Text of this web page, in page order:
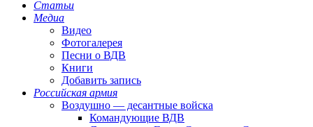
Статьи
Медиа
Видео
Фотогалерея
Песни о ВДВ
Книги
Добавить запись
Российская армия
Воздушно — десантные войска
Командующие ВДВ